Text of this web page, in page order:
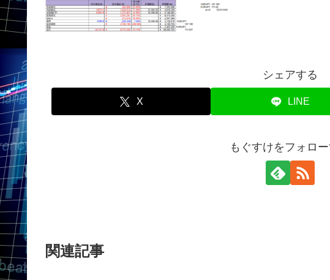
シェアする
X LINE
もぐすけをフォロ
関連記事